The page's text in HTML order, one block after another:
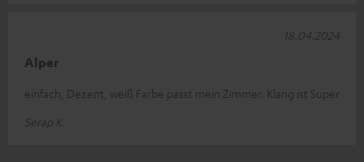
Alper
einfach, Dezent, weiß Farbe passt mein Zimmer. Klang ist Super
Serap K.
18.04.2024